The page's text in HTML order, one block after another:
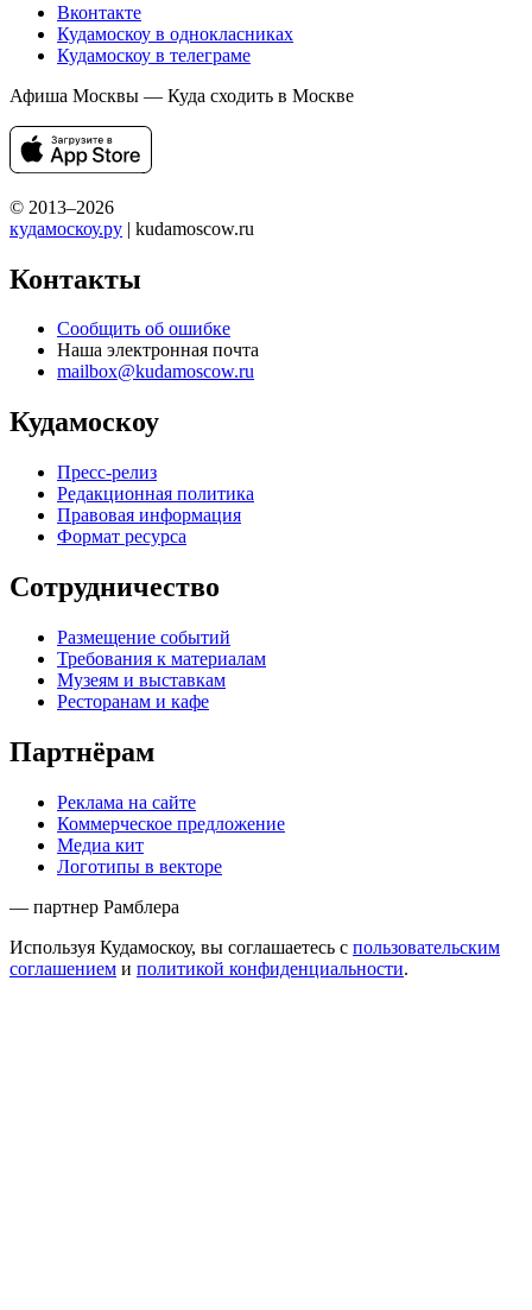
Вконтакте
Кудамоскоу в однокласниках
Кудамоскоу в телеграме
Афиша Москвы — Куда сходить в Москве
© 2013–2026
кудамоскоу.ру | kudamoscow.ru
Контакты
Сообщить об ошибке
Наша электронная почта
mailbox@kudamoscow.ru
Кудамоскоу
Пресс-релиз
Редакционная политика
Правовая информация
Формат ресурса
Сотрудничество
Размещение событий
Требования к материалам
Музеям и выставкам
Ресторанам и кафе
Партнёрам
Реклама на сайте
Коммерческое предложение
Медиа кит
Логотипы в векторе
— партнер Рамблера
Используя Кудамоскоу, вы соглашаетесь с пользовательским
соглашением и политикой конфиденциальности.